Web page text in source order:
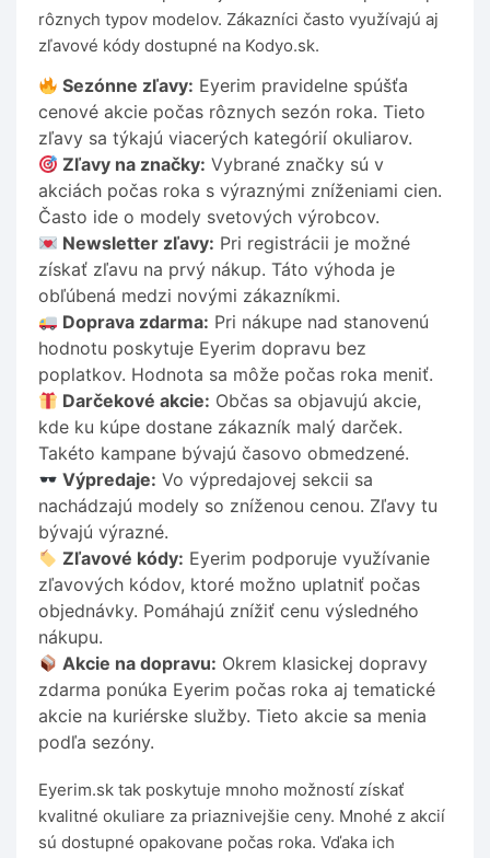
rôznych typov modelov. Zákazníci často využívajú aj
zľavové kódy dostupné na Kodyo.sk.
Sezónne zľavy: Eyerim pravidelne spúšťa
cenové akcie počas rôznych sezón roka. Tieto
zľavy sa týkajú viacerých kategórií okuliarov.
Zľavy na značky: Vybrané značky sú v
akciách počas roka s výraznými zníženiami cien.
Často ide o modely svetových výrobcov.
Newsletter zľavy: Pri registrácii je možné
získať zľavu na prvý nákup. Táto výhoda je
obľúbená medzi novými zákazníkmi.
Doprava zdarma: Pri nákupe nad stanovenú
hodnotu poskytuje Eyerim dopravu bez
poplatkov. Hodnota sa môže počas roka meniť.
Darčekové akcie: Občas sa objavujú akcie,
kde ku kúpe dostane zákazník malý darček.
Takéto kampane bývajú časovo obmedzené.
Výpredaje: Vo výpredajovej sekcii sa
nachádzajú modely so zníženou cenou. Zľavy tu
bývajú výrazné.
Zľavové kódy: Eyerim podporuje využívanie
zľavových kódov, ktoré možno uplatniť počas
objednávky. Pomáhajú znížiť cenu výsledného
nákupu.
Akcie na dopravu: Okrem klasickej dopravy
zdarma ponúka Eyerim počas roka aj tematické
akcie na kuriérske služby. Tieto akcie sa menia
podľa sezóny.
Eyerim.sk tak poskytuje mnoho možností získať
kvalitné okuliare za priaznivejšie ceny. Mnohé z akcií
sú dostupné opakovane počas roka. Vďaka ich